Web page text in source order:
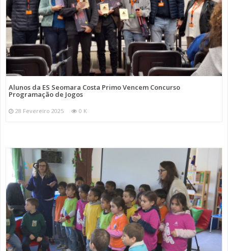
Alunos da ES Seomara Costa Primo Vencem Concurso
Programação de Jogos
28 Fevereiro 2025 0 K